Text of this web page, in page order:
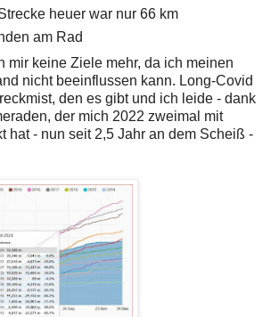
heuer war nur 66 km
am Rad
mir keine Ziele mehr, da ich meinen
nicht beeinflussen kann. Long-Covid
den es gibt und ich leide - dank
der mich 2022 zweimal mit
hat - nun seit 2,5 Jahr an dem Scheiß -